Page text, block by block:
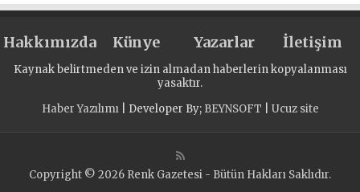
Hakkımızda Künye Yazarlar İletişim
Kaynak belirtmeden ve izin almadan haberlerin kopyalanması
yasaktır.
Haber Yazılımı| Developer By; BEYNSOFT Ucuz site
Copyright © 2026 Renk Gazetesi - Bütün Hakları Saklıdır.